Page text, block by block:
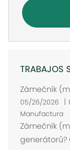
TRABAJOS
Zámečník
05/26/2026
Manufactura
Zámečník
generátorů?